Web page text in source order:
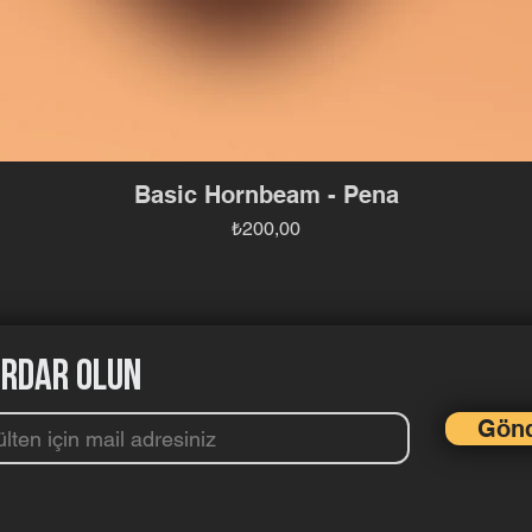
Basic Hornbeam - Pena
Fiyat
₺200,00
olun